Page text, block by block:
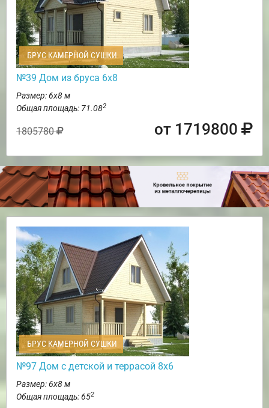
БРУС КАМЕРНОЙ СУШКИ
№39 Дом из бруса 6х8
Размер: 6х8 м
Общая площадь: 71.082
1805780 от 1719800
БРУС КАМЕРНОЙ СУШКИ
№97 Дом с детской и террасой 8х6
Размер: 6х8 м
Общая площадь: 652